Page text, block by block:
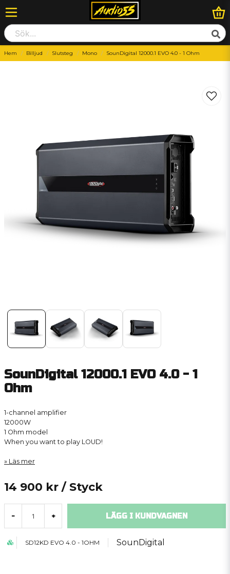
Hem Billjud Slutsteg Mono SounDigital 12000.1 EVO 4.0 - 1 Ohm
SounDigital 12000.1 EVO 4.0 - 1
Ohm
1-channel amplifier
12000W
1 Ohm model
When you want to play LOUD!
Läs mer
14 900 kr / Styck
- + LÄGG I KUNDVAGNEN
SD12KD EVO 4.0 - 1OHM SounDigital